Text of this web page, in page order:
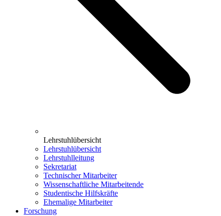
Lehrstuhlübersicht
Lehrstuhlübersicht
Lehrstuhlleitung
Sekretariat
Technischer Mitarbeiter
Wissenschaftliche Mitarbeitende
Studentische Hilfskräfte
Ehemalige Mitarbeiter
Forschung